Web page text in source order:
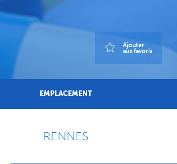
Ajouter
aux favoris
EMPLACEMENT
RENNES